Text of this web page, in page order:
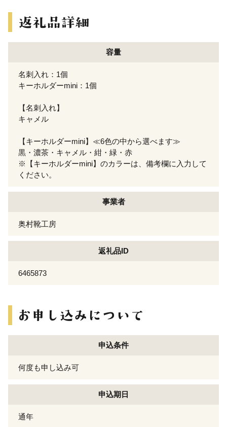
容量
名刺入れ：1個
キーホルダーmini：1個
【名刺入れ】
キャメル
【キーホルダーmini】≪6色の中から選べます≫
黒・濃茶・キャメル・紺・緑・赤
※【キーホルダーmini】のカラーは、備考欄に入力して
ください。
事業者
奥村靴工房
返礼品ID
6465873
申込条件
何度も申し込み可
申込期日
通年